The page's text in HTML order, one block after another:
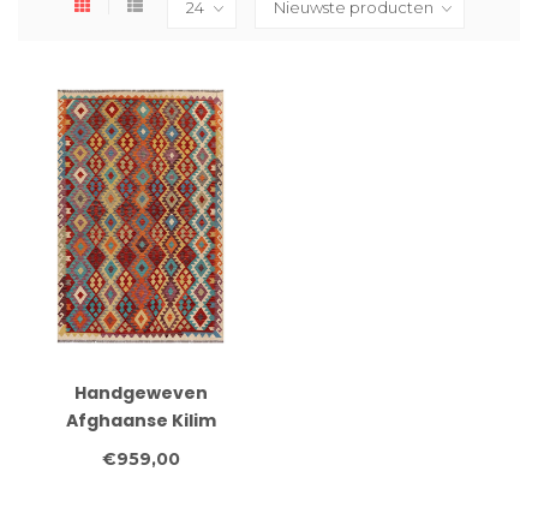
Handgeweven
Afghaanse Kilim
Vloerkleed – 300x200
€959,00